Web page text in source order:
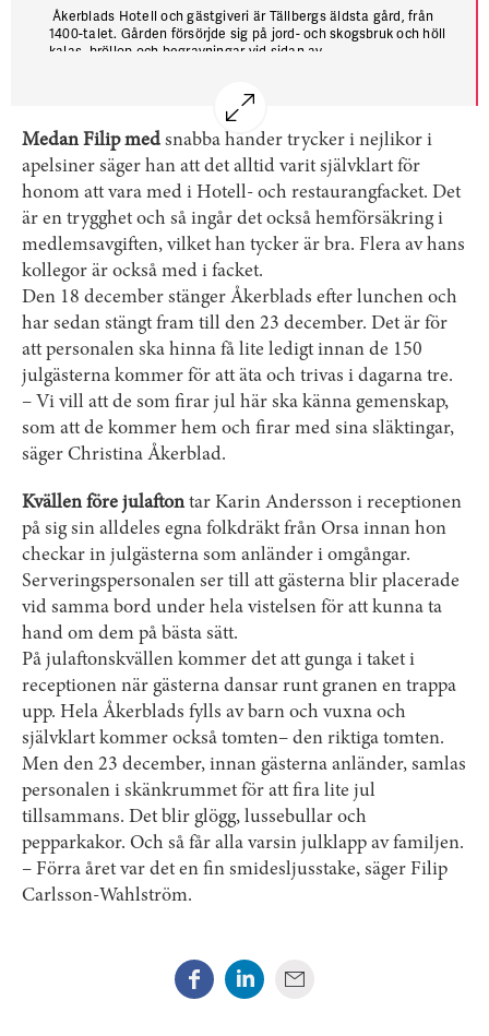
Åkerblads Hotell och gästgiveri är Tällbergs äldsta gård, från
1400-talet. Gården försörjde sig på jord- och skogsbruk och höll
kalas, bröllop och begravningar vid sidan av.
började 1910. I dag är det 19:e, 20:e, 21:a och 22:a generationen
som driver Åkerblads tillsammans.
Tällberg kallas skämtsamt »Hotellberg« eftersom byn med 211
invånare har åtta hotell.
Medan Filip med snabba händer trycker i nejlikor i
apelsiner säger han att det alltid varit självklart för
honom att vara med i Hotell- och restaurangfacket. Det
är en trygghet och så ingår det också hemförsäkring i
medlemsavgiften, vilket han tycker är bra. Flera av hans
kollegor är också med i facket.
Den 18 december stänger Åkerblads efter lunchen och
har sedan stängt fram till den 23 december. Det är för
att personalen ska hinna få lite ledigt innan de 150
julgästerna kommer för att äta och trivas i dagarna tre.
– Vi vill att de som firar jul här ska känna gemenskap,
som att de kommer hem och firar med sina släktingar,
säger Christina Åkerblad.
Kvällen före julaftontar Karin Andersson i receptionen
på sig sin alldeles egna folkdräkt från Orsa innan hon
checkar in julgästerna som anländer i omgångar.
Serveringspersonalen ser till att gästerna blir placerade
vid samma bord under hela vistelsen för att kunna ta
hand om dem på bästa sätt.
På julaftonskvällen kommer det att gunga i taket i
receptionen när gästerna dansar runt granen en trappa
upp. Hela Åkerblads fylls av barn och vuxna och
självklart kommer också tomten– den riktiga tomten.
Men den 23 december, innan gästerna anländer, samlas
personalen i skänkrummet för att fira lite jul
tillsammans. Det blir glögg, lussebullar och
pepparkakor. Och så får alla varsin julklapp av familjen.
– Förra året var det en fin smidesljusstake, säger Filip
Carlsson-Wahlström.